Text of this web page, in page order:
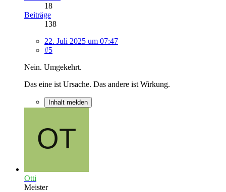
18
Beiträge
138
22. Juli 2025 um 07:47
#5
Nein. Umgekehrt.
Das eine ist Ursache. Das andere ist Wirkung.
Inhalt melden
Otti
Meister